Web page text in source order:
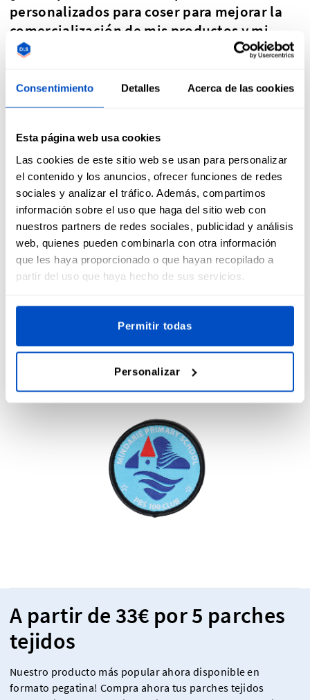
Consentimiento Detalles Acerca de las cookies
Esta página web usa cookies
Las cookies de este sitio web se usan para personalizar
el contenido y los anuncios, ofrecer funciones de redes
sociales y analizar el tráfico. Además, compartimos
información sobre el uso que haga del sitio web con
nuestros partners de redes sociales, publicidad y análisis
web, quienes pueden combinarla con otra información
que les haya proporcionado o que hayan recopilado a
partir del uso que haya hecho de sus servicios.
Permitir todas
Personalizar
personalizados para coser para mejorar la
comercialización de mis productos y mi
marca?
y efectiva de mejorar la comercialización de tu marca.
Personaliza tus parches para adaptarlos al estilo y la
temática de tu marca o artículo. También puedes añadir
etiquetas personalizadas con nombreoetiquetas de talla
para ropa para un enfoque integral de tu marca.
La personalización es el alma de los parches para coser.
Adapta tus parches al estilo y la temática de tus prendas o
artículos, y añade un toque personal que marque la
diferencia entre tu público objetivo. Utiliza los parches para
urgencia entre tus clientes. Además, puedes ofrecer
parches como regalo con cada compra para seducir aún
más a tus clientes. ¡Un regalito siempre es bienvenido!
A partir de 33€ por 5 parches
tejidos
Nuestro producto más popular ahora disponible en
formato pegatina! Compra ahora tus parches tejidos